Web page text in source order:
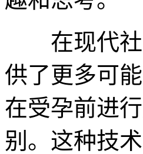
在现代社
供了更多可
在受孕前进
别。这种技